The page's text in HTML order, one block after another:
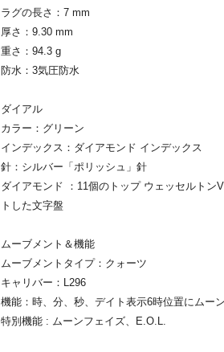
ラグの長さ：7 mm
厚さ：9.30 mm
重さ：94.3 g
防水：3気圧防水
ダイアル
カラー：グリーン
インデックス：ダイアモンド インデックス
針：シルバー「ポリッシュ」針
ダイアモンド ：11個のトップ ウェッセルトン
トした文字盤
ムーブメント＆機能
ムーブメントタイプ：クォーツ
キャリバー：L296
機能：時、分、秒、デイト表示6時位置にムー
特別機能 : ムーンフェイズ、E.O.L.